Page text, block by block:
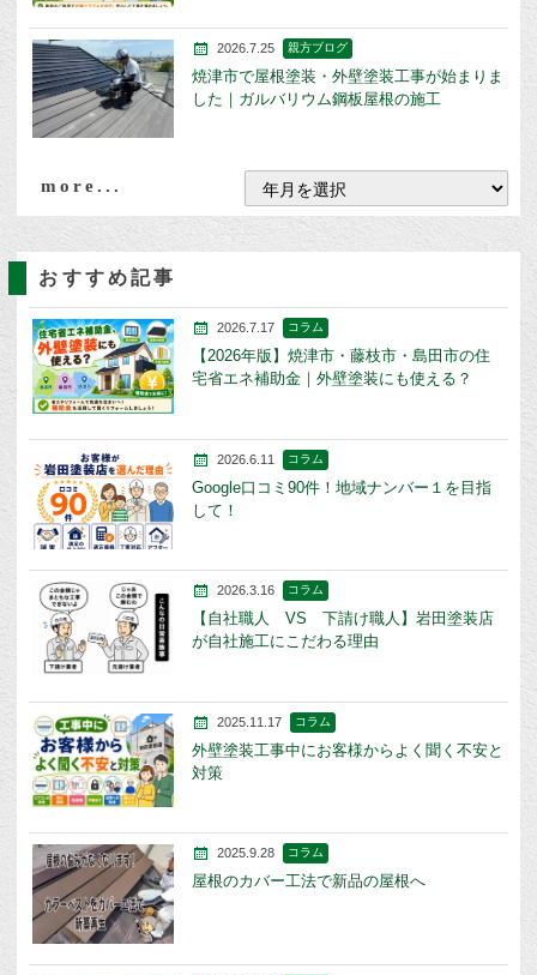
2026.7.25 親方ブログ
焼津市で屋根塗装・外壁塗装工事が始まりま
した｜ガルバリウム鋼板屋根の施工
more...
おすすめ記事
2026.7.17 コラム
【2026年版】焼津市・藤枝市・島田市の住
宅省エネ補助金｜外壁塗装にも使える？
2026.6.11 コラム
Google口コミ90件！地域ナンバー１を目指
して！
2026.3.16 コラム
【自社職人 VS 下請け職人】岩田塗装店
が自社施工にこだわる理由
2025.11.17 コラム
外壁塗装工事中にお客様からよく聞く不安と
対策
2025.9.28 コラム
屋根のカバー工法で新品の屋根へ